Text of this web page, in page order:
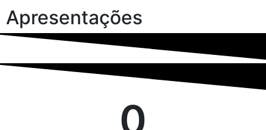
Apresentações
0